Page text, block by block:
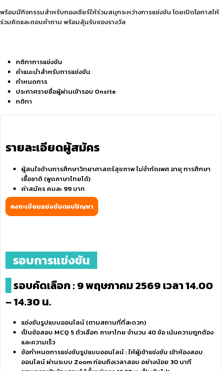
พร้อมมีกิจกรรมสำหรับกองเชียร์ให้ร่วมสนุกระหว่างการแข่งขัน โดยเปิดโอกาสให้
ร่วมคิดและตอบคำถาม พร้อมลุ้นรับของรางวัล
กติกาการแข่งขัน
คำแนะนำสำหรับการแข่งขัน
กำหนดการ
ประกาศรายชื่อผู้ผ่านเข้ารอบ Onsite
กติกา
รายละเอียดผู้สมัคร
ผู้สนใจด้านการศึกษาวิทยาศาสตร์สุขภาพ ไม่จำกัดเพศ อายุ การศึกษา
เชื้อชาติ (พูดภาษาไทยได้)
ค่าสมัคร คนละ 99 บาท
ลงทะเบียนแข่งขันตอบปัญหา
รอบการแข่งขัน
รอบคัดเลือก : 9 พฤษภาคม 2569 เวลา 14.00
– 14.30 น.
แข่งขันรูปแบบออนไลน์ (ตามสถานที่ที่สะดวก)
เป็นข้อสอบ MCQ 5 ตัวเลือก ภาษาไทย จำนวน 40 ข้อ เน้นความถูกต้อง
และความเร็ว
ข้อกำหนดการแข่งขันรูปแบบออนไลน์ : ให้ผู้เข้าแข่งขัน เข้าห้องสอบ
ออนไลน์ ผ่านระบบ Zoom ก่อนถึงเวลาสอบ อย่างน้อย 30 นาที